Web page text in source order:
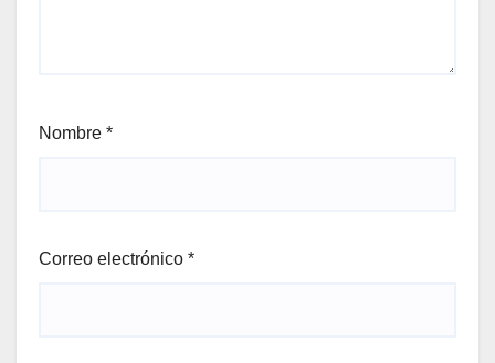
Nombre *
Correo electrónico *